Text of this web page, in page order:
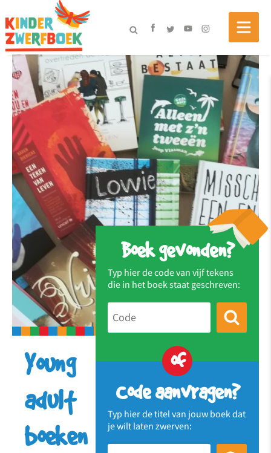
Boek gevonden?
Typ hier de code van vijf tekens
die in het boek staat geschreven:
of
Code aanvragen?
Typ hier de titel van jouw boek dat
je wilt laten zwerven:
Young
adult
boeken